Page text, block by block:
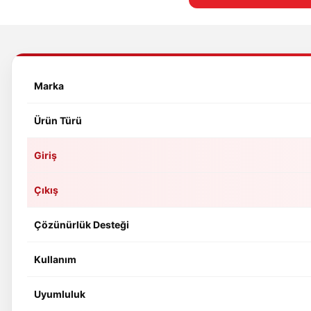
Marka
Ürün Türü
Giriş
Çıkış
Çözünürlük Desteği
Kullanım
Uyumluluk